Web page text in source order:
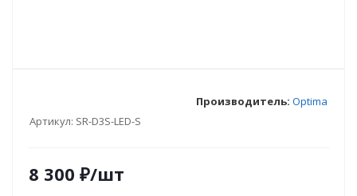
Артикул: SR-D3S-LED-S
Производитель: Optima
8 300 ₽/шт